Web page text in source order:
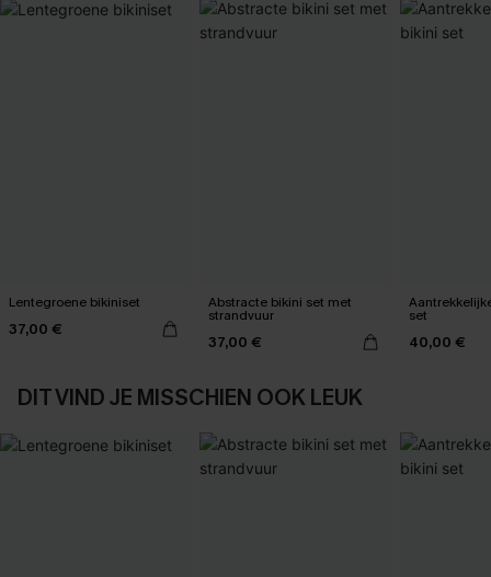
Lentegroene bikiniset
37,00 €
Abstracte bikini set met
strandvuur
37,00 €
set
40,00 €
DIT VIND JE MISSCHIEN OOK LEUK